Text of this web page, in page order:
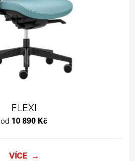
FLEXI
od 10 890 Kč
VÍCE